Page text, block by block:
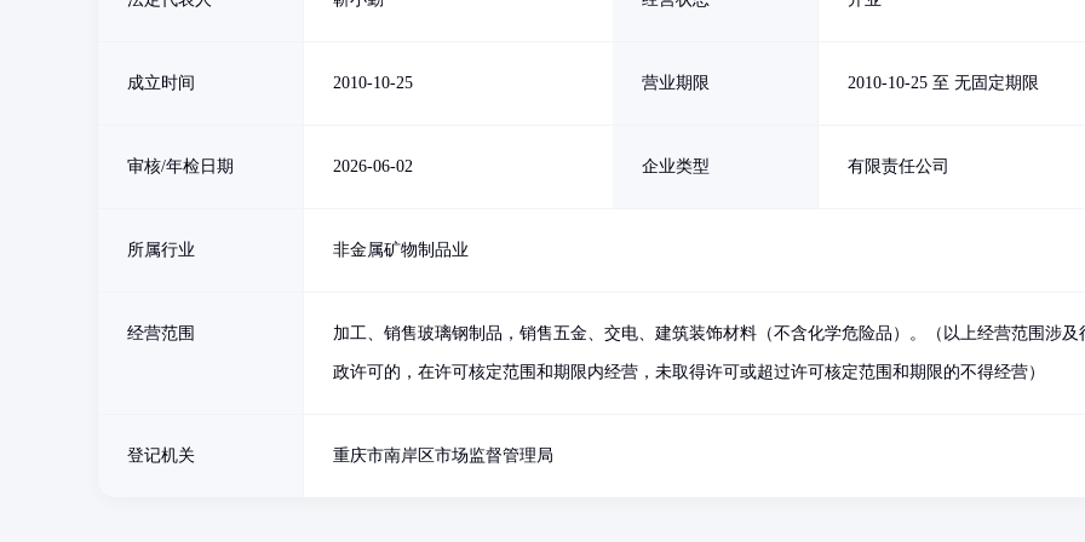
成立时间 2010-10-25 营业期限 2010-10-25 至 无固定期限
审核/年检日期 2026-06-02 企业类型 有限责任公司
所属行业 非金属矿物制品业
经营范围 加工、销售玻璃钢制品，销售五金、交电、建筑装饰材料（不含化学危险品）。（以上经营范围涉及
政许可的，在许可核定范围和期限内经营，未取得许可或超过许可核定范围和期限的不得经营）
登记机关 重庆市南岸区市场监督管理局